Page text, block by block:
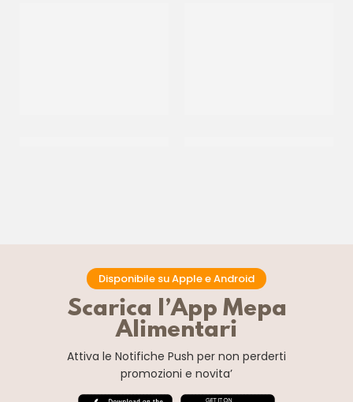
Disponibile su Apple e Android
Scarica l’App Mepa
Alimentari
Attiva le Notifiche Push per non perderti
promozioni e novita’